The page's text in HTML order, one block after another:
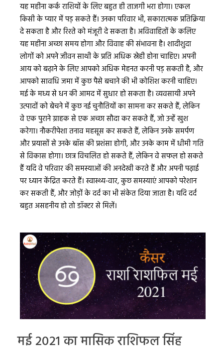
यह महीना कर्क राशियों के लिए बहुत ही ताजगी भरा होगा। एकल
किसी के प्यार में पड़ सकते हैं। उनका परिवार भी, सकारात्मक प्रतिक्रिया
दे सकता है और रिश्ते को मंजूरी दे सकता है। अविवाहितों के कलिए
यह महीना अच्छा समय होगा और विवाह की संभावना है। शादीशुदा
लोगों को अपने जीवन साथी के प्रति अधिक स्नेही होना चाहिए। अपनी
आय को बढ़ाने के लिए आपको अधिक मेहनत करनी पड़ सकती है, और
आपको सावधि जमा में कुछ पैसे बचाने की भी कोशिश करनी चाहिए।
मई के मध्य से धन की आमद में सुधार हो सकता है। व्यवसायी अपने
उत्पादों को बेचने में कुछ नई चुनौतियों का सामना कर सकते हैं, लेकिन
वे एक पुराने ग्राहक से एक अच्छा सौदा कर सकते हैं, जो उन्हें खुश
करेगा। नौकरीपेशा तनाव महसूस कर सकते हैं, लेकिन उनके समर्पण
और प्रयासों से उनके बॉस की प्रशंसा होगी, और उनके काम में धीमी गति
से विकास होगा। छात्र विचलित हो सकते हैं, लेकिन वे सफल हो सकते
हैं यदि वे परिवार की समस्याओं की अनदेखी करते हैं और अपनी पढ़ाई
पर ध्यान केंद्रित करते हैं। स्वास्थ्य-वार, कुछ समस्याएं आपको परेशान
कर सकती हैं, और जोड़ों के दर्द का भी संकेत दिया जाता है। यदि दर्द
बहुत असहनीय हो तो डॉक्टर से मिलें।
मई 2021 का मासिक राशिफल सिंह